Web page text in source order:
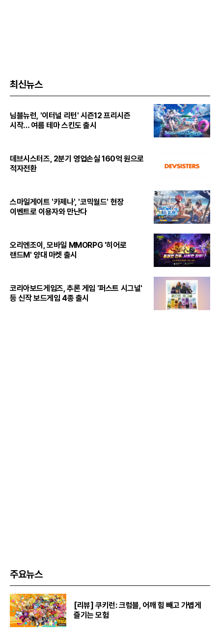
최신뉴스
님블뉴런, '이터널 리턴' 시즌12 프리시즌
시작… 여름 테마 스킨도 출시
데브시스터즈, 2분기 영업손실 160억 원으로
적자전환
스마일게이트 '카제나', '코믹월드' 현장
이벤트로 이용자와 만난다
오리엔조이, 모바일 MMORPG '히어로
랜드M' 양대 마켓 출시
코리아보드게임즈, 추론 게임 '퍼스트 시그널'
등 신작 보드게임 4종 출시
주요뉴스
[리뷰] 쿠키런: 크럼블, 어깨 힘 빼고 가볍게
즐기는 모험